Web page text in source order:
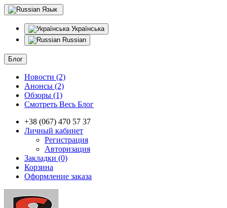
Язык
Українська
Russian
Блог
Новости (2)
Анонсы (2)
Обзоры (1)
Смотреть Весь Блог
+38 (067) 470 57 37
Личный кабинет
Регистрация
Авторизация
Закладки (0)
Корзина
Оформление заказа